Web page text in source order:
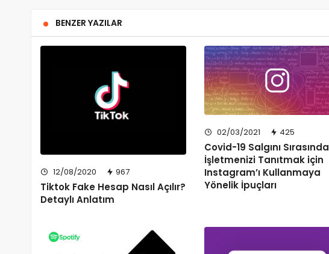
BENZER YAZILAR
12/08/2020 967
Tiktok Fake Hesap Nasıl Açılır?
Detaylı Anlatım
02/03/2021 425
Covid-19 Salgını Sırasında
İşletmenizi Tanıtmak için
Instagram’ı Kullanmaya
Yönelik İpuçları